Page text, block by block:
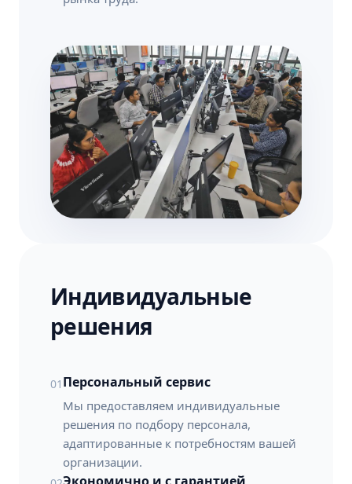
Индивидуальные
решения
01 Персональный сервис
Мы предоставляем индивидуальные
решения по подбору персонала,
адаптированные к потребностям вашей
организации.
Экономично и с гарантией